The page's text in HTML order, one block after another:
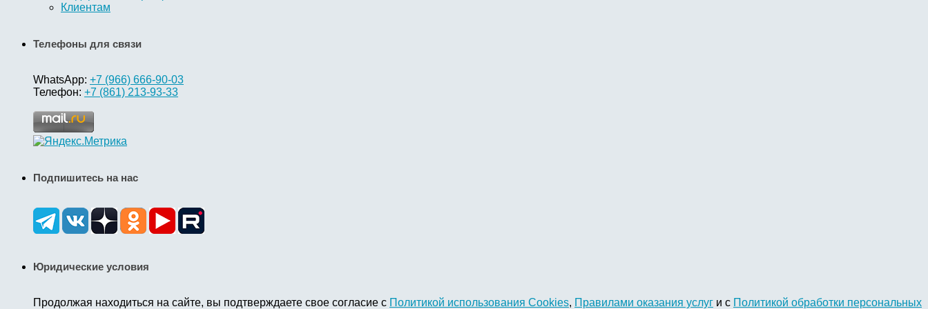
Клиентам
Телефоны для связи
WhatsApp: +7 (966) 666-90-03
Телефон: +7 (861) 213-93-33
Подпишитесь на нас
Юридические условия
Продолжая находиться на сайте, вы подтверждаете свое согласие с Политикой использования Cookies, Правилами оказания услуг и с Политикой обработки персональных